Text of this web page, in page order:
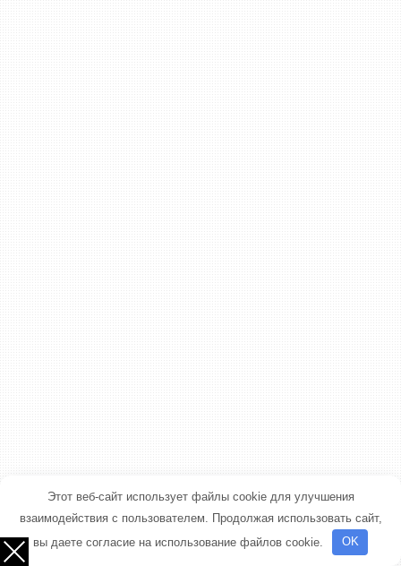
Этот веб-сайт использует файлы cookie для улучшения
взаимодействия с пользователем. Продолжая использовать сайт,
вы даете согласие на использование файлов cookie.
OK